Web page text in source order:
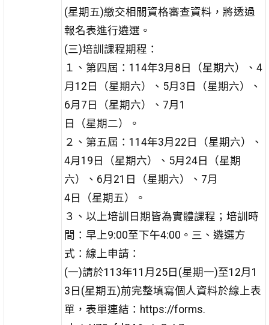
(星期五)繳交相關資格審查資料，將透過
報名表進行遴選。
(三)培訓課程期程：
１、第四屆：114年3月8日（星期六）、4
月12日（星期六）、5月3日（星期六）、
6月7日（星期六）、7月1
日（星期二）。
２、第五屆：114年3月22日（星期六）、
4月19日（星期六）、5月24日（星期
六）、6月21日（星期六）、7月
4日（星期五）。
３、以上培訓日期皆為實體課程；培訓時
間：早上9:00至下午4:00。三、遴選方
式：線上申請：
(一)請於113年11月25日(星期一)至12月1
3日(星期五)前完整填寫個人資料於線上表
單，表單連結：https://forms.